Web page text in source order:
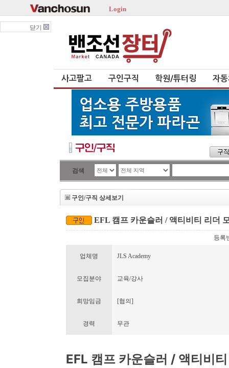
Login
닫기
사고팔고 구인구직 학원/튜터링 자
검색
구인/구직 상세보기
EFL 캠프 카운슬러 / 액티비티 리더
등록
업체명 JLS Academy
모집분야 교육/강사
희망임금 [협의]
경력 무관
EFL 캠프 카운슬러 / 액티비